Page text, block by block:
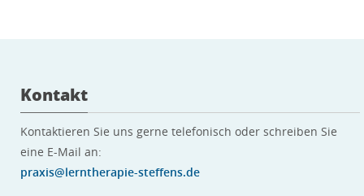
e
d
i
e
Kontakt
Kontaktieren Sie uns gerne telefonisch oder schreiben Sie
eine E-Mail an:
praxis@lerntherapie-steffens.de